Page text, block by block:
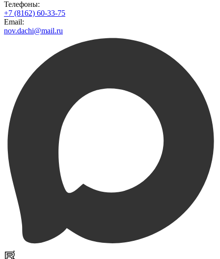
Телефоны:
+7 (8162) 60-33-75
Email:
nov.dachi@mail.ru